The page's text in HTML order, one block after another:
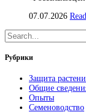
07.07.2026
Рубрики
Защита
Общие
Опыты
Семеноводство